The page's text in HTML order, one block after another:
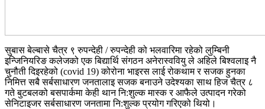
सुबास बेल्बासे चैत्र ९ रुपन्देही / रुपन्देही को भलवारिमा रहेको लुम्बिनी
इन्जिनियरिङ कलेजको एक बिद्यार्थि संगठन अनेरास्ववियु ले अहिले बिश्वलाइ नै
चुनौती दिइरहेको (covid 19) कोरोना भाइरस लाई रोकथाम र सजक हुनका
निमित्त सबै सर्बसाधारण जनतालाइ सजक बनाउने उदेश्यका साथ हिज चैत्र ८
गते बुटबलको बसपार्कमा केही थान नि:शुल्क मास्क र आफैले उत्पादन गरेको
सेनिटाइजर सर्बसाधारण जनतामा नि:शुल्क प्रयोग गरिएको थियो।